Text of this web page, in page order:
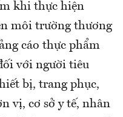
khi thực hiện
môi trường thương
cáo thực phẩm
với người tiêu
bị, trang phục,
vị, cơ sở y tế, nhân